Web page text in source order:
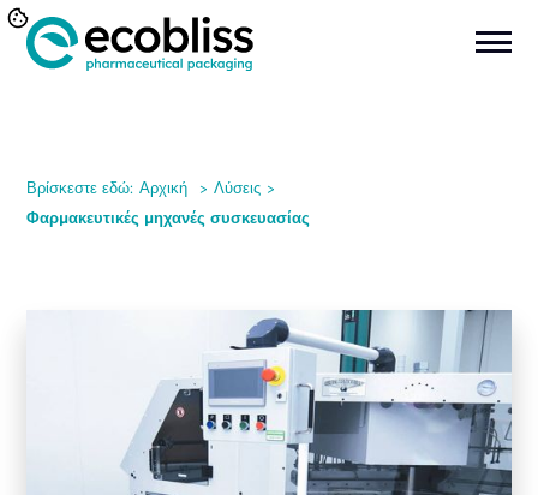
Βρίσκεστε εδώ: Αρχική > Λύσεις >
Φαρμακευτικές μηχανές συσκευασίας